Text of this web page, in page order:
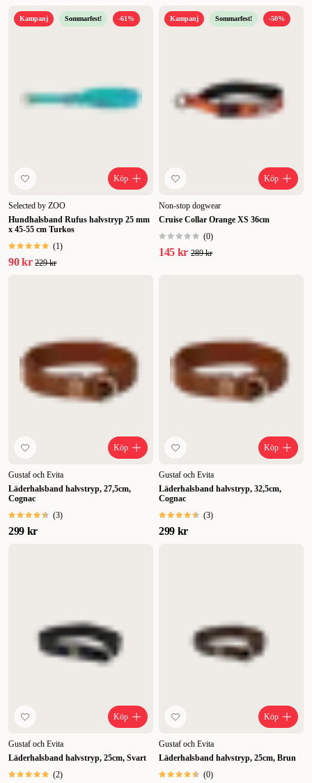
Kampanj Sommarfest! -61%
Köp
Selected by ZOO
Hundhalsband Rufus halvstryp 25 mm
x 45-55 cm Turkos
(1)
90 kr 229 kr
Kampanj Sommarfest! -50%
Köp
Non-stop dogwear
Cruise Collar Orange XS 36cm
(0)
145 kr 289 kr
Köp
Gustaf och Evita
Läderhalsband halvstryp, 27,5cm,
Cognac
(3)
299 kr
Köp
Gustaf och Evita
Läderhalsband halvstryp, 32,5cm,
Cognac
(3)
299 kr
Köp
Gustaf och Evita
Läderhalsband halvstryp, 25cm, Svart
(2)
Köp
Gustaf och Evita
Läderhalsband halvstryp, 25cm, Brun
(0)